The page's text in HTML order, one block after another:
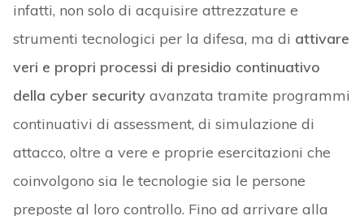
infatti, non solo di acquisire attrezzature e
strumenti tecnologici per la difesa, ma di attivare
veri e propri processi di presidio continuativo
della cyber securityavanzata tramite programmi
continuativi di assessment, di simulazione di
attacco, oltre a vere e proprie esercitazioni che
coinvolgono sia le tecnologie sia le persone
preposte al loro controllo. Fino ad arrivare alla